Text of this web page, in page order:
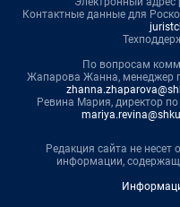
Контактные данные для
По вопросам
Жапарова Жанна, менеджер
Ревина Мария, директор
Редакция сайта не несет
информации,